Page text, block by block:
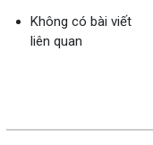
Không có bài viết
liên quan